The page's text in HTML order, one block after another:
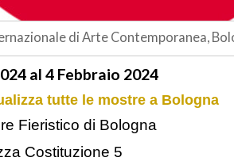
di Arte Contemporanea,
al 4 Febbraio 2024
tutte le mostre a Bologna
Fieristico di Bologna
Costituzione 5